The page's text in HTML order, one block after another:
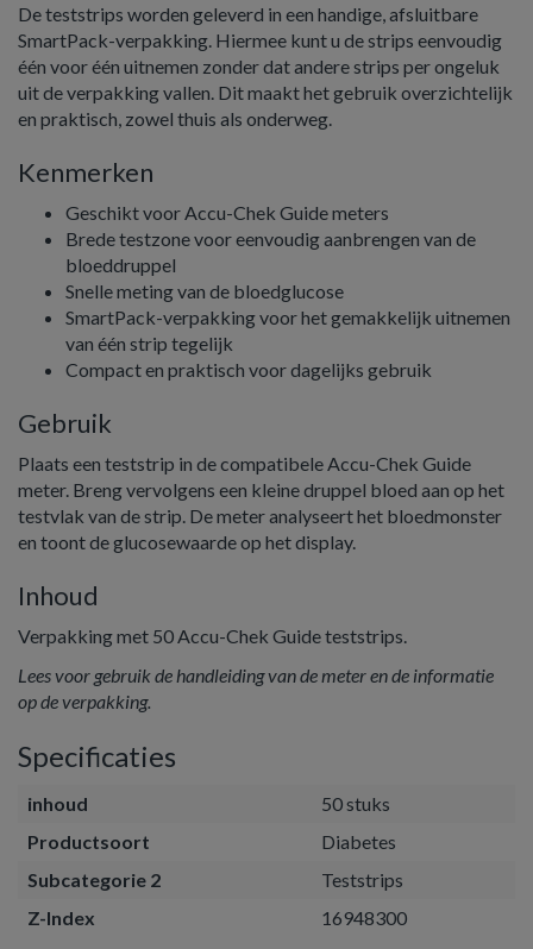
De teststrips worden geleverd in een handige, afsluitbare
SmartPack-verpakking. Hiermee kunt u de strips eenvoudig
één voor één uitnemen zonder dat andere strips per ongeluk
uit de verpakking vallen. Dit maakt het gebruik overzichtelijk
en praktisch, zowel thuis als onderweg.
Kenmerken
Geschikt voor Accu-Chek Guide meters
Brede testzone voor eenvoudig aanbrengen van de
bloeddruppel
Snelle meting van de bloedglucose
SmartPack-verpakking voor het gemakkelijk uitnemen
van één strip tegelijk
Compact en praktisch voor dagelijks gebruik
Gebruik
Plaats een teststrip in de compatibele Accu-Chek Guide
meter. Breng vervolgens een kleine druppel bloed aan op het
testvlak van de strip. De meter analyseert het bloedmonster
en toont de glucosewaarde op het display.
Inhoud
Verpakking met 50 Accu-Chek Guide teststrips.
Lees voor gebruik de handleiding van de meter en de informatie
op de verpakking.
Specificaties
inhoud
50 stuks
Productsoort
Diabetes
Subcategorie 2
Teststrips
Z-Index
16948300